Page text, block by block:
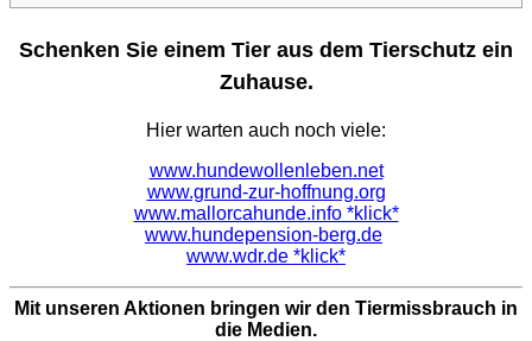
Schenken Sie einem Tier aus dem Tierschutz ein
Zuhause.
Hier warten auch noch viele:
www.hundewollenleben.net
www.grund-zur-hoffnung.org
www.mallorcahunde.info *klick*
www.hundepension-berg.de
www.wdr.de *klick*
Mit unseren Aktionen bringen wir den Tiermissbrauch in
die Medien.